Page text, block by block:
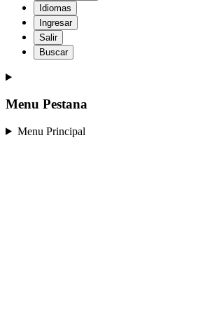
Idiomas
Ingresar
Salir
Buscar
Menu Pestana
Menu Principal